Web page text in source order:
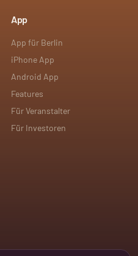
App
App für Berlin
iPhone App
Android App
Features
Für Veranstalter
Für Investoren